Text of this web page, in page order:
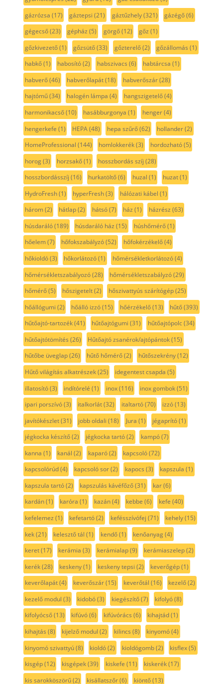
gázrózsa (17) gáztepsi (21) gáztűzhely(321) gázégő(6)
gégecső(23) gépház (5) görgő(12) gőz (1)
gőzkivezető(1) gőzsütő(33) gőzterelő(2) gőzállomás (1)
habkő(1) habosító(2) habszivacs (6) habtárcsa (1)
habverő(46) habverőlapát(18) habverőszár(28)
hajtómű(34) halogén lámpa (4) hangszigetelő(4)
harmonikacső(10) hasábburgonya (1) henger(4)
hengerkefe (1) HEPA(48) hepa szűrő(62) hollander(2)
HomeProfessional (144) homlokkerék(3) hordozható(5)
horog(3) horzsakő(1) hosszbordás szíj (28)
hosszbordásszíj (16) hurkatöltő(6) huzal (1) huzat(1)
HydroFresh(1) hyperFresh(3) hálózati kábel (1)
három(2) hátlap(2) hátsó(7) ház (1) házrész (63)
húsdaráló(189) húsdaráló ház (15) húshőmérő(1)
hőelem(7) hőfokszabályzó(52) hőfokérzékelő(4)
hőkioldó(3) hőkorlátozó(1) hőmérsékletkorlátozó(4)
hőmérsékletszabályozó(28) hőmérsékletszabályzó(29)
hőmérő(5) hőszigetelt(2) hőszivattyús szárítógép(25)
hőállógumi (2) hőálló izzó(15) hőérzékelő(13) hűtő(393)
hűtőajtó-tartozék(41) hűtőajtógumi (31) hűtőajtópolc(34)
hűtőajtótömítés (26) Hűtőajtó zsanérok/ajtópántok(15)
hűtőbe üveglap(26) hűtő hőmérő(2) hűtőszekrény(12)
Hűtő világítás alkatrészek(25) idegentest csapda (5)
illatosító(3) indítórelé (1) inox(116) inox gombok(51)
ipari porszívó(3) italkorlát(32) italtartó(70) izzó(13)
javítókészlet(31) jobb oldali (18) Jura (1) jégaprító(1)
jégkocka készítő(2) jégkocka tartó(2) kampó(7)
kanna (1) kanál (2) kaparó(2) kapcsoló(72)
kapcsolórúd(4) kapcsoló sor(2) kapocs (3) kapszula (1)
kapszula tartó(2) kapszulás kávéfőző(31) kar(6)
kardán(1) karóra (1) kazán(4) kebbe (6) kefe (40)
kefelemez (1) kefetartó(2) kefésszívófej (71) kehely(15)
kek(21) kelesztő tál (1) kendő(1) kenőanyag(4)
keret(17) kerámia (3) kerámialap(9) kerámiaszelep(2)
kerék(28) keskeny(1) keskeny tepsi (2) keverőgép(1)
keverőlapát(4) keverőszár(15) keverőtál (16) kezelő(2)
kezelő modul (3) kidobó(3) kiegészítő(7) kifolyó(8)
kifolyócső(13) kifúvó(6) kifúvórács (6) kihajtád(1)
kihajtás (8) kijelző modul (2) kilincs (8) kinyomó(4)
kinyomó szivattyú(8) kioldó(2) kioldógomb(2) kisflex(5)
kisgép(12) kisgépek(39) kiskefe (11) kiskerék(17)
kis sarokköszörű(2) kisállatszőr(6) kiöntő(13)